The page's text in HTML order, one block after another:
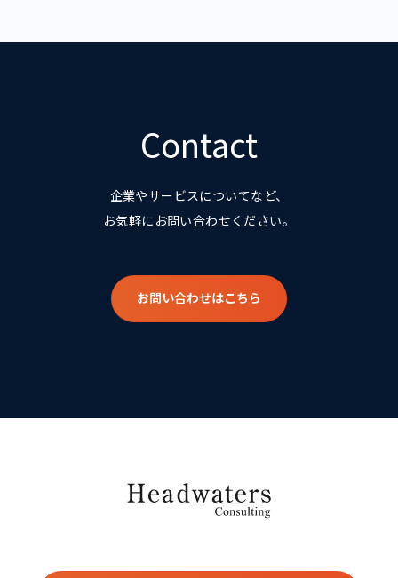
Contact
企業やサービスについてなど、
お気軽にお問い合わせください。
お問い合わせはこちら